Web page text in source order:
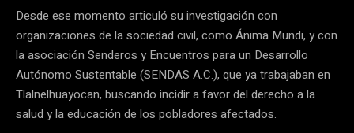
Desde ese momento articuló su investigación con
organizaciones de la sociedad civil, como Ánima Mundi, y con
la asociación Senderos y Encuentros para un Desarrollo
Autónomo Sustentable (SENDAS A.C.), que ya trabajaban en
Tlalnelhuayocan, buscando incidir a favor del derecho a la
salud y la educación de los pobladores afectados.